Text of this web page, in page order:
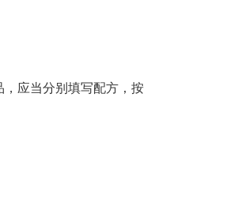
应当分别填写配方，按